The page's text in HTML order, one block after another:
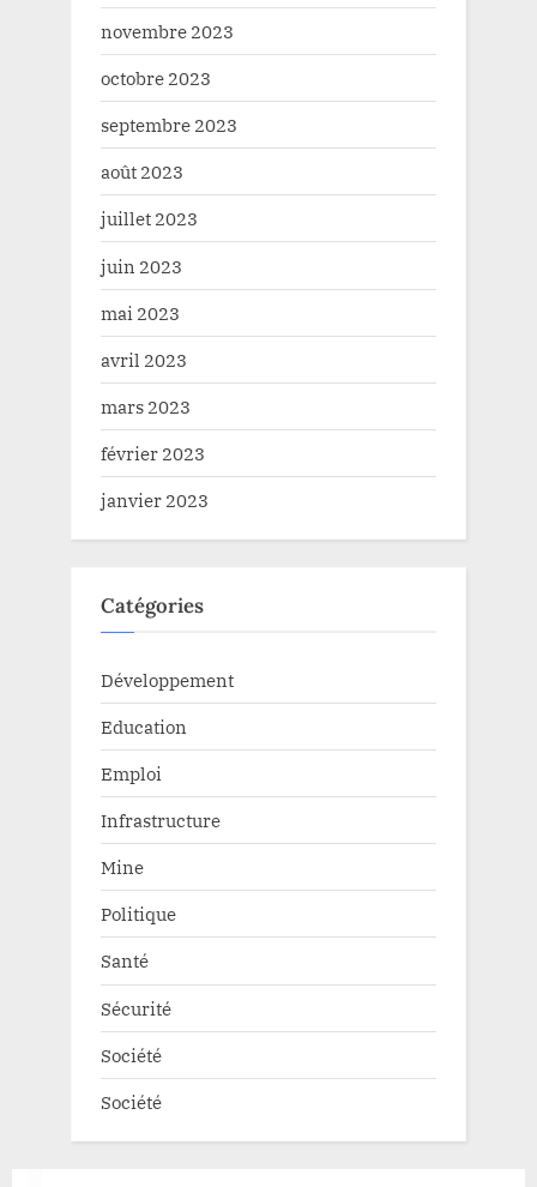
novembre 2023
octobre 2023
septembre 2023
août 2023
juillet 2023
juin 2023
mai 2023
avril 2023
mars 2023
février 2023
janvier 2023
Catégories
Développement
Education
Emploi
Infrastructure
Mine
Politique
Santé
Sécurité
Société
Société